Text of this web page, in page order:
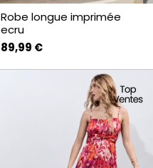
Robe longue imprimée
ecru
89,99 €